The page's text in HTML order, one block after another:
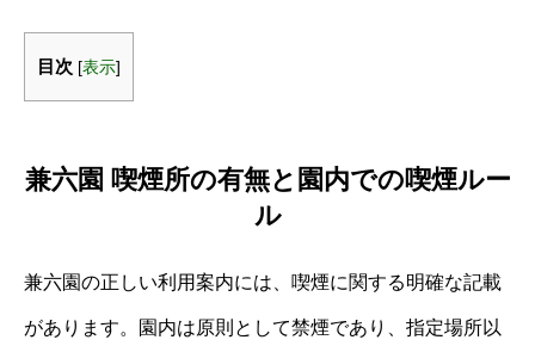
目次 [表示]
兼六園 喫煙所の有無と園内での喫煙ルー
ル
兼六園の正しい利用案内には、喫煙に関する明確な記載
があります。園内は原則として禁煙であり、指定場所以